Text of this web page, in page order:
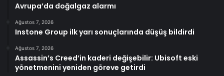
Avrupa’da doğalgaz alarmı
Ağustos 7, 2026
Instone Group ilk yarı sonuçlarında düşüş bildirdi
Ağustos 7, 2026
Assassin’s Creed’in kaderi değişebilir: Ubisoft eski
yönetmenini yeniden göreve getirdi